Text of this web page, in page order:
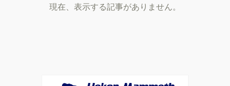
現在、表示する記事がありません。